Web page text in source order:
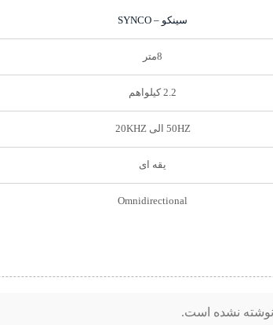
سینکو – SYNCO
8متر
2.2 کیلواهم
50HZ الی 20KHZ
یقه ای
Omnidirectional
نشده است.